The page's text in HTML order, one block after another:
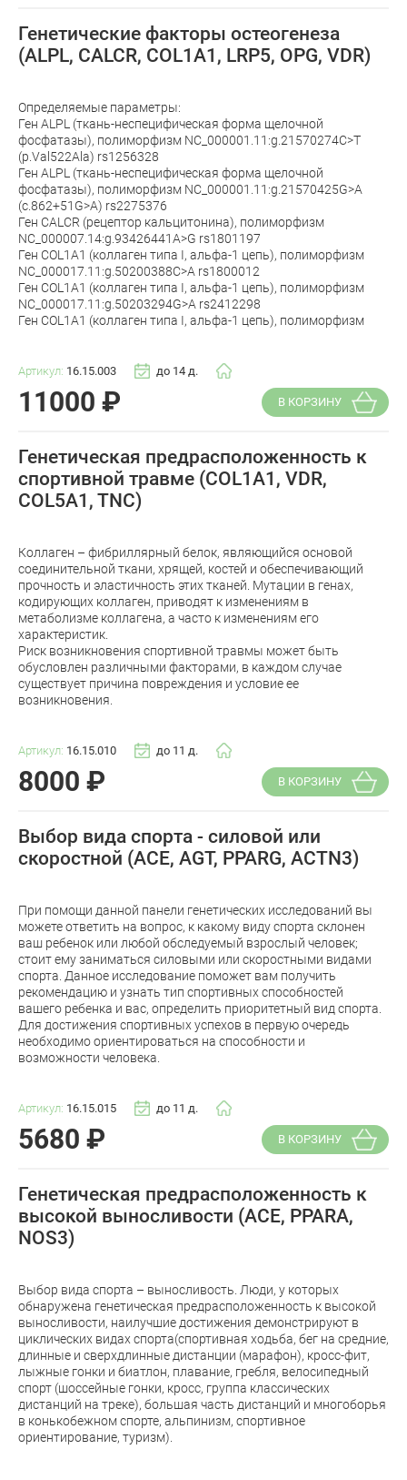
Генетические факторы остеогенеза
(ALPL, CALCR, COL1A1, LRP5, OPG, VDR)
Определяемые параметры:
Ген ALPL (ткань-неспецифическая форма щелочной
фосфатазы), полиморфизм NC_000001.11:g.21570274C>T
(p.Val522Ala) rs1256328
Ген ALPL (ткань-неспецифическая форма щелочной
фосфатазы), полиморфизм NC_000001.11:g.21570425G>A
(c.862+51G>A) rs2275376
Ген CALCR (рецептор кальцитонина), полиморфизм
NC_000007.14:g.93426441A>G rs1801197
Ген COL1A1 (коллаген типа I, альфа-1 цепь), полиморфизм
NC_000017.11:g.50200388C>A rs1800012
Ген COL1A1 (коллаген типа I, альфа-1 цепь), полиморфизм
NC_000017.11:g.50203294G>A rs2412298
Ген COL1A1 (коллаген типа I, альфа-1 цепь), полиморфизм
Артикул: 16.15.003 до 14 д.
11000 ₽ В КОРЗИНУ
Генетическая предрасположенность к
спортивной травме (COL1A1, VDR,
COL5A1, TNC)
Коллаген – фибриллярный белок, являющийся основой
соединительной ткани, хрящей, костей и обеспечивающий
прочность и эластичность этих тканей. Мутации в генах,
кодирующих коллаген, приводят к изменениям в
метаболизме коллагена, а часто к изменениям его
характеристик.
Риск возникновения спортивной травмы может быть
обусловлен различными факторами, в каждом случае
существует причина повреждения и условие ее
возникновения.
Артикул: 16.15.010 до 11 д.
8000 ₽ В КОРЗИНУ
Выбор вида спорта - силовой или
скоростной (ACE, AGT, PPARG, ACTN3)
При помощи данной панели генетических исследований вы
можете ответить на вопрос, к какому виду спорта склонен
ваш ребенок или любой обследуемый взрослый человек;
стоит ему заниматься силовыми или скоростными видами
спорта. Данное исследование поможет вам получить
рекомендацию и узнать тип спортивных способностей
вашего ребенка и вас, определить приоритетный вид спорта.
Для достижения спортивных успехов в первую очередь
необходимо ориентироваться на способности и
возможности человека.
Артикул: 16.15.015 до 11 д.
5680 ₽ В КОРЗИНУ
Генетическая предрасположенность к
высокой выносливости (ACE, PPARA,
NOS3)
Выбор вида спорта – выносливость. Люди, у которых
обнаружена генетическая предрасположенность к высокой
выносливости, наилучшие достижения демонстрируют в
циклических видах спорта(спортивная ходьба, бег на средние,
длинные и сверхдлинные дистанции (марафон), кросс-фит,
лыжные гонки и биатлон, плавание, гребля, велосипедный
спорт (шоссейные гонки, кросс, группа классических
дистанций на треке), большая часть дистанций и многоборья
в конькобежном спорте, альпинизм, спортивное
ориентирование, туризм).